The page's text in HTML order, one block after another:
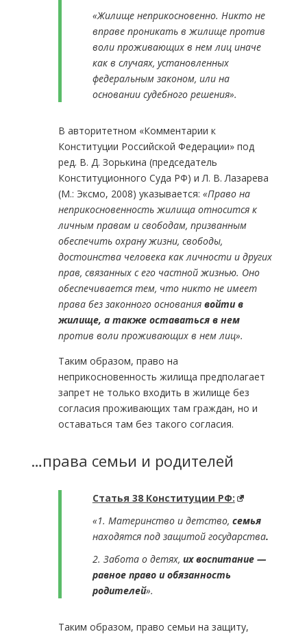
«Жилище неприкосновенно. Никто не
вправе проникать в жилище против
воли проживающих в нем лиц иначе
как в случаях, установленных
федеральным законом, или на
основании судебного решения».
В авторитетном «Комментарии к
Конституции Российской Федерации» под
ред. В. Д. Зорькина (председатель
Конституционного Суда РФ) и Л. В. Лазарева
(М.: Эксмо, 2008) указывается: «Право на
неприкосновенность жилища относится к
личным правам и свободам, призванным
обеспечить охрану жизни, свободы,
достоинства человека как личности и других
прав, связанных с его частной жизнью. Оно
обеспечивается тем, что никто не имеет
права без законного основания войти в
жилище, а также оставаться в нем
против воли проживающих в нем лиц».
Таким образом, право на
неприкосновенность жилища предполагает
запрет не только входить в жилище без
согласия проживающих там граждан, но и
оставаться там без такого согласия.
…права семьи и родителей
Статья 38 Конституции РФ:
«1. Материнство и детство, семья
находятся под защитой государства.
2. Забота о детях, их воспитание —
равное право и обязанность
родителей».
Таким образом, право семьи на защиту,